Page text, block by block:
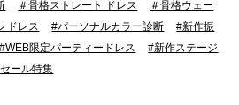
＃骨格ストレート ドレス
＃骨格ウェー
ドレス #パーソナルカラー診断
#新作振
#WEB限定パーティードレス
#新作ステージ
ール特集